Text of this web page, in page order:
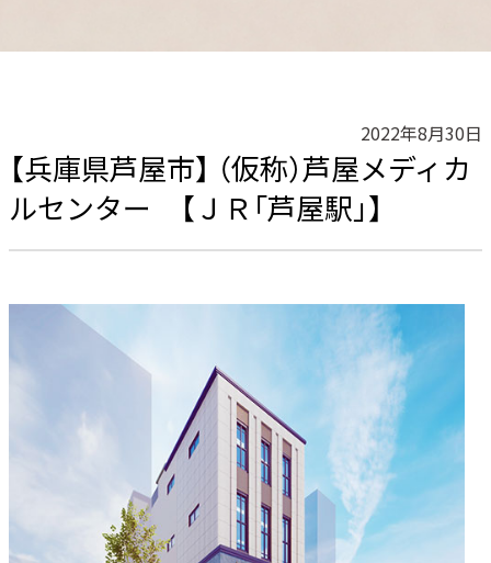
2022年8月30日
【兵庫県芦屋市】 （仮称）芦屋メディカ
ルセンター 【ＪＲ「芦屋駅」】